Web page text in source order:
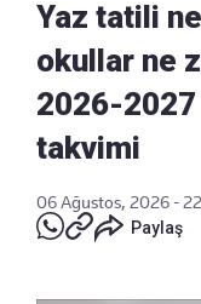
Yaz tatili
okullar ne
2026-2027
takvimi
06 Ağustos, 2026 -
Paylaş